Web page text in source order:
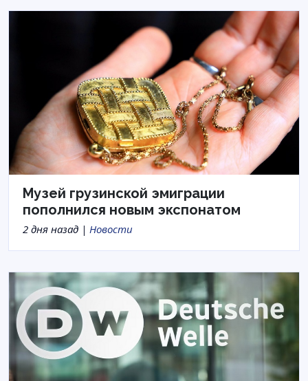
Музей грузинской эмиграции
пополнился новым экспонатом
2 дня назад | Новости